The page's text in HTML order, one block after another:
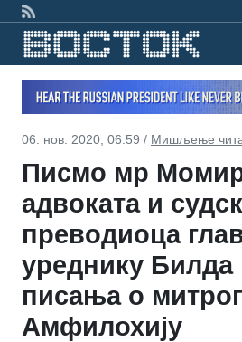
06. нов. 2020, 06:59 / Мишљење
Писмо мр
адвоката и
преводиоца
уреднику
писања о
Амфилохију